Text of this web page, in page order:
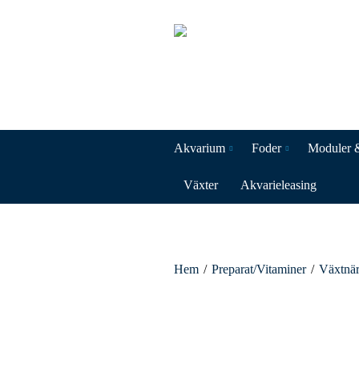
Akvarium Foder Moduler
Växter Akvarieleasing
Hem / Preparat/Vitaminer /